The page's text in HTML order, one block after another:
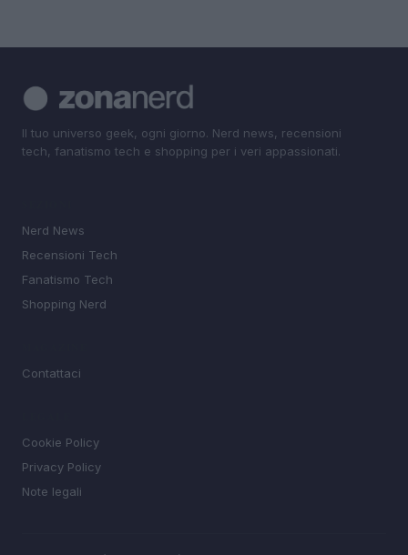
Il tuo universo geek, ogni giorno. Nerd news, recensioni
tech, fanatismo tech e shopping per i veri appassionati.
Nerd News
Recensioni Tech
Fanatismo Tech
Shopping Nerd
Contattaci
Cookie Policy
Privacy Policy
Note legali